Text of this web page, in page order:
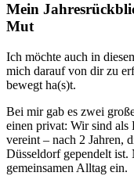
Mein
Mut
Ich möchte auch in
mich darauf von dir zu
bewegt ha(s)t.
Bei mir gab es zwei
einen privat: Wir sind als
vereint – nach 2 Jahren,
Düsseldorf gependelt
gemeinsamen Alltag ein.